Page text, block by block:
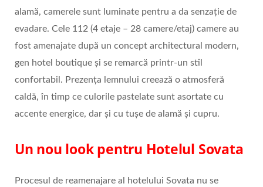
alamă, camerele sunt luminate pentru a da senzație de
evadare. Cele 112 (4 etaje – 28 camere/etaj) camere au
fost amenajate după un concept architectural modern,
gen hotel boutique și se remarcă printr-un stil
confortabil. Prezența lemnului creează o atmosferă
caldă, în timp ce culorile pastelate sunt asortate cu
accente energice, dar și cu tușe de alamă și cupru.
Un nou look pentru Hotelul Sovata
Procesul de reamenajare al hotelului Sovata nu se